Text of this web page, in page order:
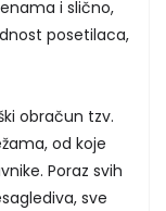
i slično,
posetilaca,
obračun tzv.
od koje
Poraz svih
sve